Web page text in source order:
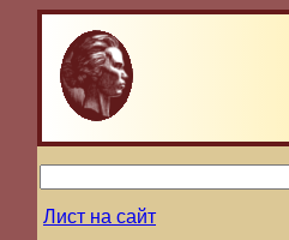
Лист на сайт